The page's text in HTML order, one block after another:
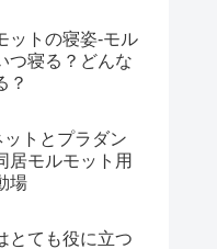
ットの寝姿-モル
つ寝る？どんな
？
トとプラダン
居モルモット用
場
とても役に立つ